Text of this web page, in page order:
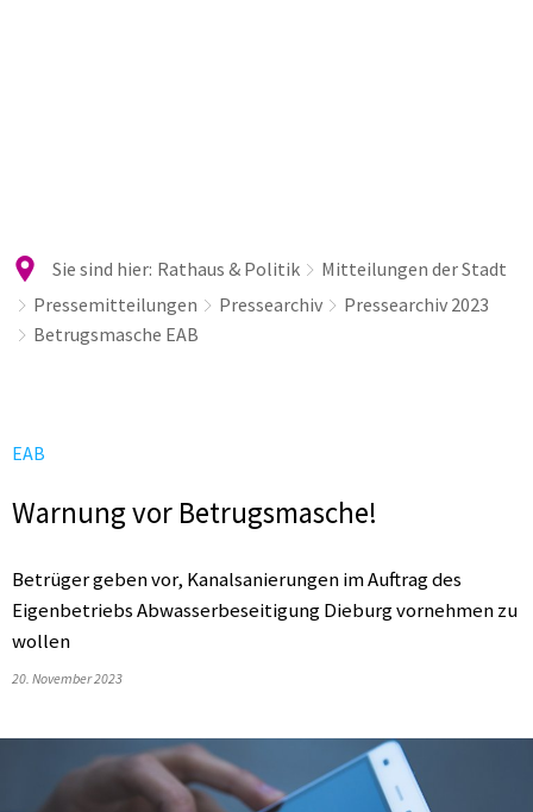
Sie sind hier: Rathaus & Politik
Mitteilungen der Stadt
Pressemitteilungen
Pressearchiv
Pressearchiv 2023
Betrugsmasche EAB
EAB
Warnung vor Betrugsmasche!
Betrüger geben vor, Kanalsanierungen im Auftrag des
Eigenbetriebs Abwasserbeseitigung Dieburg vornehmen zu
wollen
20. November 2023